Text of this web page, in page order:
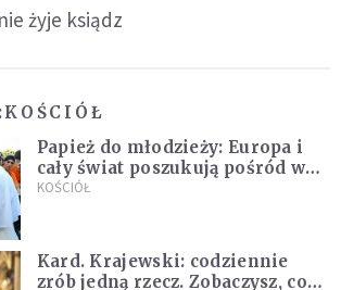
żyje ksiądz
KOŚCIÓŁ
Papież do młodzieży: Europa i
cały świat poszukują pośród was
nowych świętych
KOŚCIÓŁ
Kard. Krajewski: codziennie
zrób jedną rzecz. Zobaczysz, co